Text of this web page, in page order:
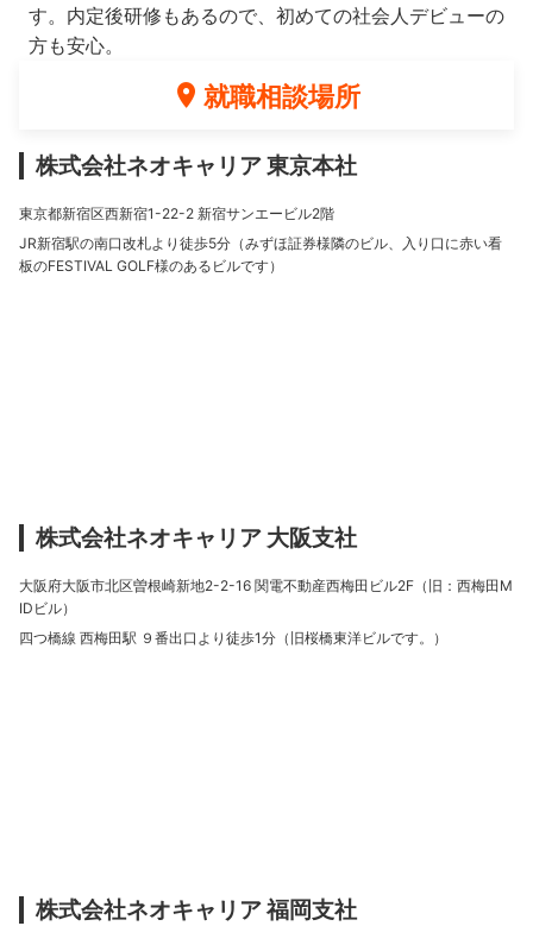
す。内定後研修もあるので、初めての社会人デビューの
方も安心。
就職相談場所
株式会社ネオキャリア 東京本社
東京都新宿区西新宿1-22-2 新宿サンエービル2階
JR新宿駅の南口改札より徒歩5分（みずほ証券様隣のビル、入り口に赤い看
板のFESTIVAL GOLF様のあるビルです）
株式会社ネオキャリア 大阪支社
大阪府大阪市北区曽根崎新地2-2-16 関電不動産西梅田ビル2F（旧：西梅田M
IDビル）
四つ橋線 西梅田駅 ９番出口より徒歩1分（旧桜橋東洋ビルです。）
株式会社ネオキャリア 福岡支社